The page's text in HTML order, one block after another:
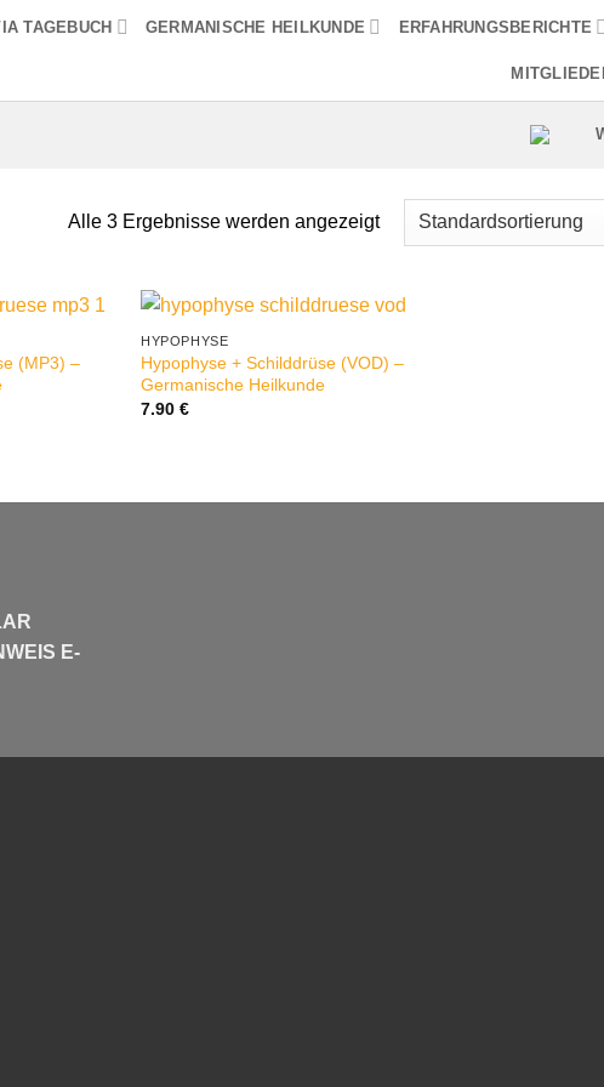
TAGEBUCH GERMANISCHE HEILKUNDE ERFAHRUNGSBERICHTE
Alle 3 Ergebnisse werden angezeigt
(MP3) –
HYPOPHYSE
Hypophyse + Schilddrüse (VOD) –
Germanische Heilkunde
7.90€
E-